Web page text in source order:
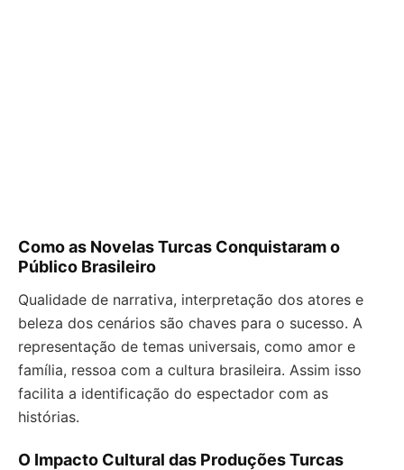
Como as Novelas Turcas Conquistaram o
Público Brasileiro
Qualidade de narrativa, interpretação dos atores e
beleza dos cenários são chaves para o sucesso. A
representação de temas universais, como amor e
família, ressoa com a cultura brasileira. Assim isso
facilita a identificação do espectador com as
histórias.
O Impacto Cultural das Produções Turcas